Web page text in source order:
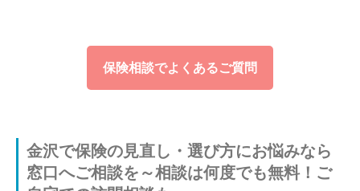
保険相談でよくあるご質問
金沢で保険の見直し・選び方にお悩みなら
窓口へご相談を～相談は何度でも無料！ご